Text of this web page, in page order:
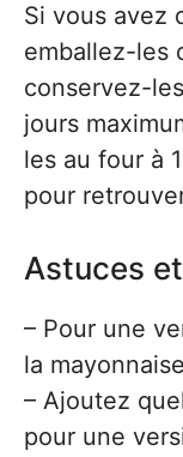
Si vous avez
emballez-les
conservez-
jours
les au four à
pour
Astuces
– Pour une
la
– Ajoutez
pour une